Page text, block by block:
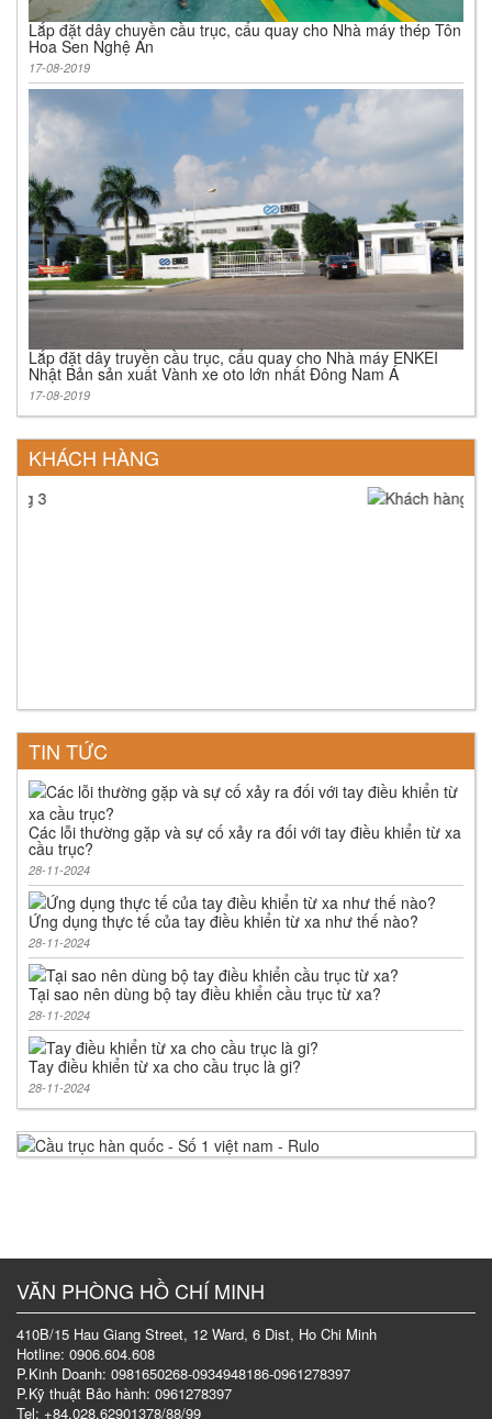
Lắp đặt dây chuyền cầu trục, cẩu quay cho Nhà máy thép Tôn
Hoa Sen Nghệ An
17-08-2019
Lắp đặt dây truyền cầu trục, cẩu quay cho Nhà máy ENKEI
Nhật Bản sản xuất Vành xe oto lớn nhất Đông Nam Á
17-08-2019
KHÁCH HÀNG
TIN TỨC
Các lỗi thường gặp và sự cố xảy ra đối với tay điều khiển từ xa
cầu trục?
28-11-2024
Ứng dụng thực tế của tay điều khiển từ xa như thế nào?
28-11-2024
Tại sao nên dùng bộ tay điều khiển cầu trục từ xa?
28-11-2024
Tay điều khiển từ xa cho cầu trục là gi?
28-11-2024
VĂN PHÒNG HỒ CHÍ MINH
410B/15 Hau Giang Street, 12 Ward, 6 Dist, Ho Chi Minh
Hotline: 0906.604.608
P.Kinh Doanh: 0981650268-0934948186-0961278397
P.Kỹ thuật Bảo hành: 0961278397
Tel: +84.028.62901378/88/99